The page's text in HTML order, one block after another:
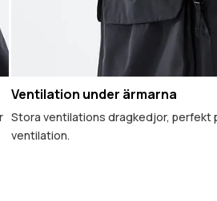
Ventilation under ärmarna
Stora ventilations dragkedjor, perfekt
ventilation.